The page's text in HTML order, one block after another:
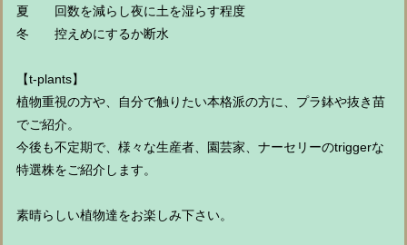
夏 回数を減らし夜に土を湿らす程度
冬 控えめにするか断水
【t-plants】
植物重視の方や、自分で触りたい本格派の方に、プラ鉢や抜き苗
でご紹介。
今後も不定期で、様々な生産者、園芸家、ナーセリーのtriggerな
特選株をご紹介します。
素晴らしい植物達をお楽しみ下さい。